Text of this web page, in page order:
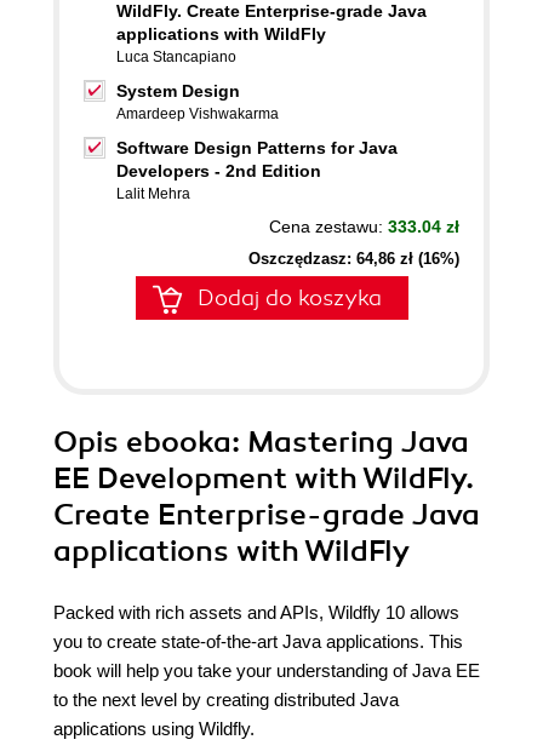
WildFly. Create Enterprise-grade Java
applications with WildFly
Luca Stancapiano
System Design
Amardeep Vishwakarma
Software Design Patterns for Java
Developers - 2nd Edition
Lalit Mehra
Cena zestawu: 333.04 zł
Oszczędzasz: 64,86 zł (16%)
Dodaj do koszyka
Opis ebooka: Mastering Java
EE Development with WildFly.
Create Enterprise-grade Java
applications with WildFly
Packed with rich assets and APIs, Wildfly 10 allows
you to create state-of-the-art Java applications. This
book will help you take your understanding of Java EE
to the next level by creating distributed Java
applications using Wildfly.